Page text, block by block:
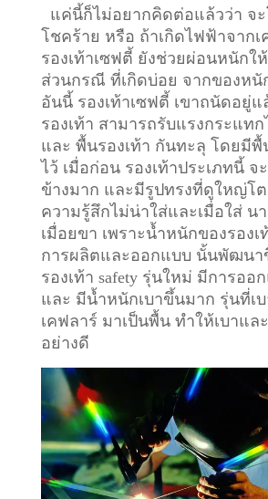
แค่นี้ก็ไม่อยากคิดต่อแล้วว่า จ
โชคร้าย หรือ ถ้าเกิดไฟฟ้าจากเ
รองเท้าเซฟตี้ ยังช่วยผ่อนหนักให้
ส่วนกรณี ที่เกิดบ่อย จากของหนั
อันนี้ รองเท้าเซฟตี้ เขาถนัดอยู่แ
รองเท้า สามารถรับแรงกระแทก
และ พื้นรองเท้า กันทะลุ โดยมีพื้
ไว้ เมื่อก่อน รองเท้าประเภทนี้
ข้างมาก และมีรูปทรงที่ดูใหญ่โ
ความรู้สึกไม่น่าใส่และเมื่อใส่ น
เมื่อยขา เพราะน้ำหนักของรอง
การผลิตและออกแบบ นั้นพัฒนา
รองเท้า safety รุ่นใหม่ มีการออ
และ มีน้ำหนักเบาขึ้นมาก รุ่นที่เ
เคฟลาร์ มาเป็นพื้น ทำให้เบาแล
อย่างดี